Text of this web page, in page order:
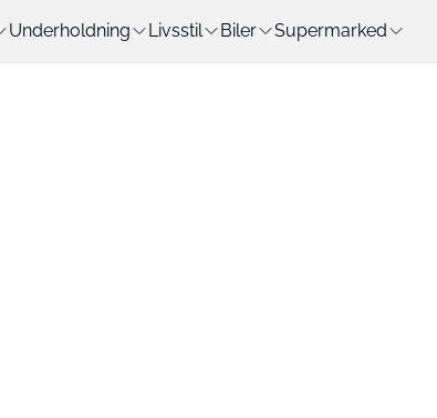
Underholdning Livsstil Biler Supermarked